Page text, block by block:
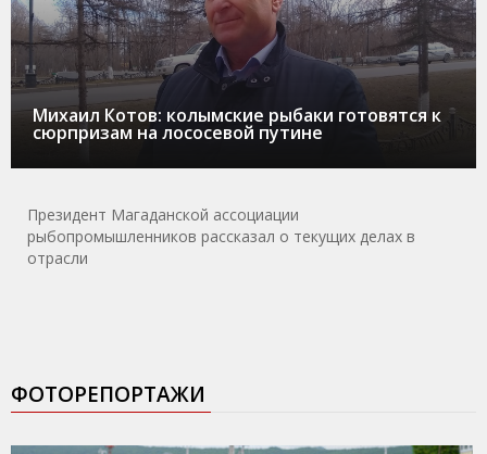
Михаил Котов: колымские рыбаки готовятся к
сюрпризам на лососевой путине
Президент Магаданской ассоциации
рыбопромышленников рассказал о текущих делах в
отрасли
ФОТОРЕПОРТАЖИ